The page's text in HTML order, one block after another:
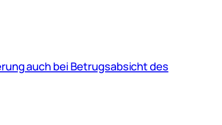
auch bei Betrugsabsicht des